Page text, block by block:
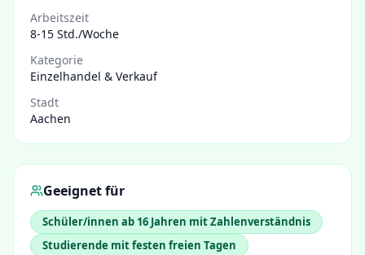
Arbeitszeit
8-15 Std./Woche
Kategorie
Einzelhandel & Verkauf
Stadt
Aachen
Geeignet für
Schüler/innen ab 16 Jahren mit Zahlenverständnis
Studierende mit festen freien Tagen